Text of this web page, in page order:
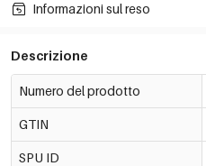
Informazioni sul reso
Descrizione
Numero del prodotto
GTIN
SPU ID